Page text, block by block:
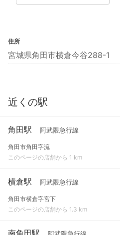
住所
宮城県角田市横倉今谷288-1
近くの駅
角田駅 阿武隈急行線
角田市角田字流
このページの店舗から 1 km
横倉駅 阿武隈急行線
角田市横倉字宮下
このページの店舗から 1.3 km
南角田駅